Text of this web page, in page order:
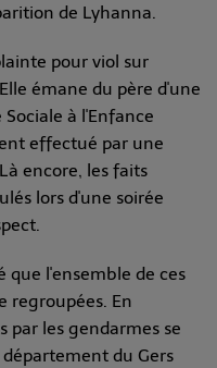
de Lyhanna.
pour viol sur
émane du père d'une
à l'Enfance
effectué par une
encore, les faits
lors d'une soirée
que l'ensemble de ces
regroupées. En
par les gendarmes se
du Gers